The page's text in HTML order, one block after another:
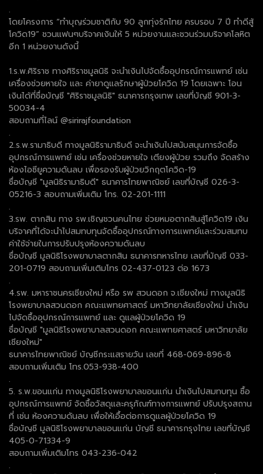
.
โดยโครงการ “ทำบุญร่วมชาติกับ 90 ลูกทุ่งรักไทย ครบรอบ 7 ปี ทำดีสู้
โควิด19” ชวนแฟนๆบริจาคเงินให้ 5 หน่วยงานและชวนร่วมบริจาคโลหิต
อีก 1 หน่วยงานดังนี้
1.ร.พ.ศิริราช ทางศิริราชมูลนิธิ จะนำเงินไปจัดซื้ออุปกรณ์การแพทย์ เช่น
เครื่องช่วยหายใจ และ ค่ายาดูแลรักษาผู้ป่วยโควิด 19 โดยเฉพาะ โอน
เงินได้ที่ชื่อบัญชี "ศิริราชมูลนิธิ" ธนาคารกรุงเทพ เลขที่บัญชี 901-3-
50034-4
สอบถามที่ไลน์ @sirirajfoundation
.
2.ร.พ.รามาธิบดี ทางมูลนิธิรามาธิบดี จะนำเงินไปสนับสนุนการจัดซื้อ
อุปกรณ์การแพทย์ เช่น เครื่องช่วยหายใจ เตียงผู้ป่วย รวมถึง จัดสร้าง
ห้องไอซียูความดันลบ เพื่อรองรับผู้ป่วยวิกฤตโควิด-19
ชื่อบัญชี "มูลนิธิรามาธิบดี" ธนาคารไทยพาณิชย์ เลขที่บัญชี 026-3-
05216-3 สอบถามเพิ่มเติม โทร. 02-201-1111
.
3.รพ. ตากสิน ทาง รพ.เชิญชวนคนไทย ช่วยหมอตากสินสู้โควิด19 เงิน
บริจาคที่ได้จะนำไปสมทบทุนจัดซื้ออุปกรณ์ทางการแพทย์และร่วมสมทบ
ค่าใช้จ่ายในการปรับปรุงห้องความดันลบ
ชื่อบัญชี มูลนิธิโรงพยาบาลตากสิน ธนาคารทหารไทย เลขที่บัญชี 033-
201-0719 สอบถามเพิ่มเติมโทร 02-437-0123 ต่อ 1673
.
4.รพ. มหาราชนครเชียงใหม่ หรือ รพ สวนดอก จ.เชียงใหม่ ทางมูลนิธิ
โรงพยาบาลสวนดอก คณะแพทยศาสตร์ มหาวิทยาลัยเชียงใหม่ นำเงิน
ไปจัดซื้ออุปกรณ์การแพทย์ และ ดูแลผู้ป่วยโควิด 19
ชื่อบัญชี "มูลนิธิโรงพยาบาลสวนดอก คณะแพทยศาสตร์ มหาวิทยาลัย
เชียงใหม่"
ธนาคารไทยพาณิชย์ บัญชีกระแสรายวัน เลขที่ 468-069-896-8
สอบถามเพิ่มเติม โทร.053-938-400
.
5. ร.พ.ขอนแก่น ทางมูลนิธิโรงพยาบาลขอนแก่น นำเงินไปสมทบทุน ซื้อ
อุปกรณ์การแพทย์ จัดซื้อวัสดุและครุภัณฑ์ทางการแพทย์ ปรับปรุงสถาน
ที่ เช่น ห้องความดันลบ เพื่อให้เอื้อต่อการดูแลผู้ป่วยโควิด 19
ชื่อบัญชี มูลนิธิโรงพยาบาลขอนแก่น บัญชี ธนาคารกรุงไทย เลขที่บัญชี
405-0-71334-9
สอบถามเพิ่มเติมโทร 043-236-042
.